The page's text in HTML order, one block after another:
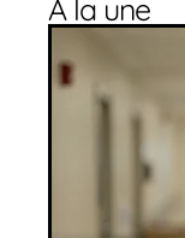
À la une